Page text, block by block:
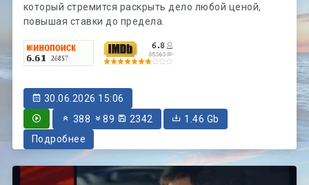
который стремится раскрыть дело любой ценой,
повышая ставки до предела.
30.06.2026 15:06
388
89 2342
1.46 Gb
Подробнее